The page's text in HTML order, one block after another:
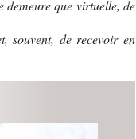
demeure que virtuelle, de
souvent, de recevoir en